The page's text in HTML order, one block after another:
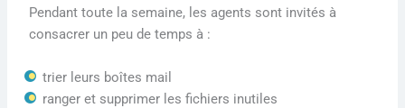
Pendant toute la semaine, les agents sont invités à
consacrer un peu de temps à :
trier leurs boîtes mail
ranger et supprimer les fichiers inutiles